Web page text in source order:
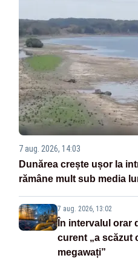
7 aug. 2026, 14:03
Dunărea crește ușor la
rămâne mult sub media
7 aug. 2026, 13:02
În intervalul orar
curent „a scăzut
megawați”